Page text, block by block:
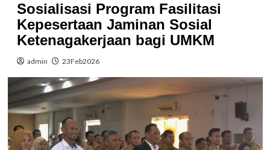
Sosialisasi Program Fasilitasi
Kepesertaan Jaminan Sosial
Ketenagakerjaan bagi UMKM
admin 23Feb2026